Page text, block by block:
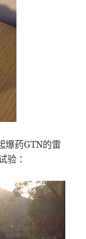
爆药GTN的雷
验：